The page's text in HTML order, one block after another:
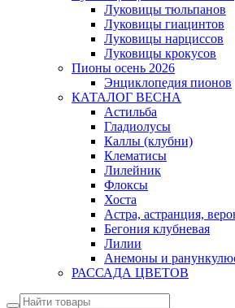
Луковицы тюльпанов
Луковицы гиацинтов
Луковицы нарциссов
Луковицы крокусов
Пионы осень 2026
Энциклопедия пионов
КАТАЛОГ ВЕСНА
Астильба
Гладиолусы
Каллы (клубни)
Клематисы
Лилейник
Флоксы
Хоста
Астра, астранция,
Бегония клубневая
Лилии
Анемоны и
РАССАДА ЦВЕТОВ